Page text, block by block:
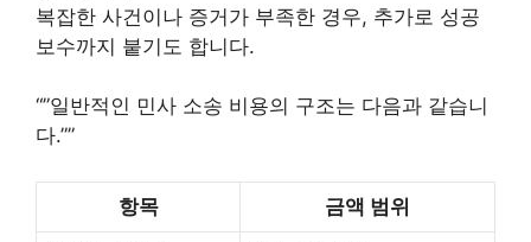
복잡한 사건이나 증거가 부족한 경우, 추가로 성공
보수까지 붙기도 합니다.
“”일반적인 민사 소송 비용의 구조는 다음과 같습니
다.””
항목 금액 범위